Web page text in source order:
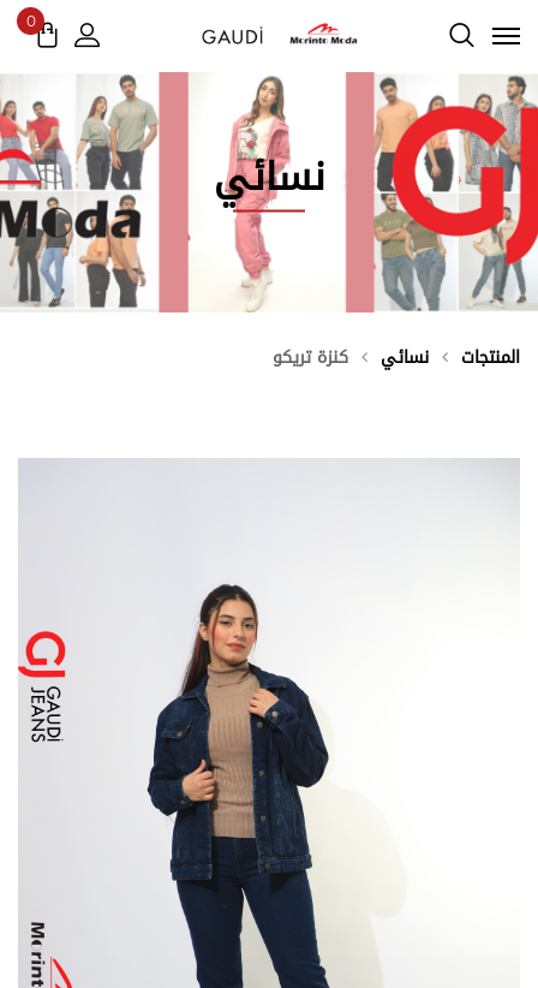
0
نسائي
المنتجات نسائي كنزة تريكو